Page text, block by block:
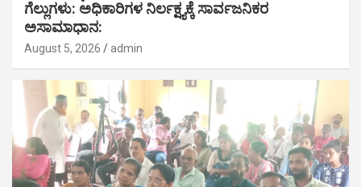
ಗೆಲ್ಲುಗಳು: ಅಧಿಕಾರಿಗಳ ನಿರ್ಲಕ್ಷ್ಯಕ್ಕೆ ಸಾರ್ವಜನಿಕರ
ಅಸಾಮಾಧಾನ:
August 5, 2026 admin